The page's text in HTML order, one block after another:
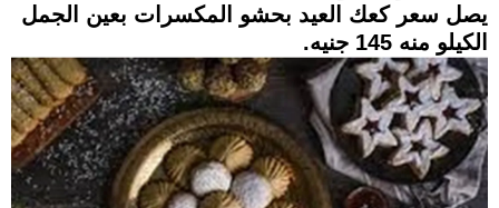
يصل سعر كعك العيد بحشو المكسرات بعين الجمل
الكيلو منه 145 جنيه.